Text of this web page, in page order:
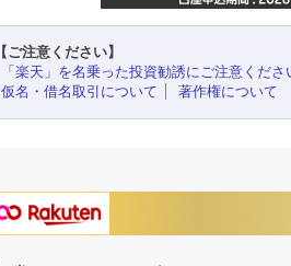
【ご注意ください】
「楽天」を名乗った投資勧誘にご注意くださ
仮名・借名取引について
著作権について